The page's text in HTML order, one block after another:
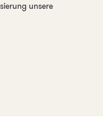
unsere